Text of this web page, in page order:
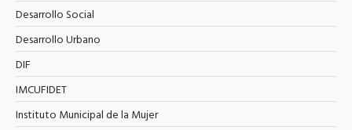
Desarrollo Social
Desarrollo Urbano
DIF
IMCUFIDET
Instituto Municipal de la Mujer